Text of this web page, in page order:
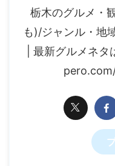
栃木のグルメ・
も)/ジャンル・地
| 最新グルメネ